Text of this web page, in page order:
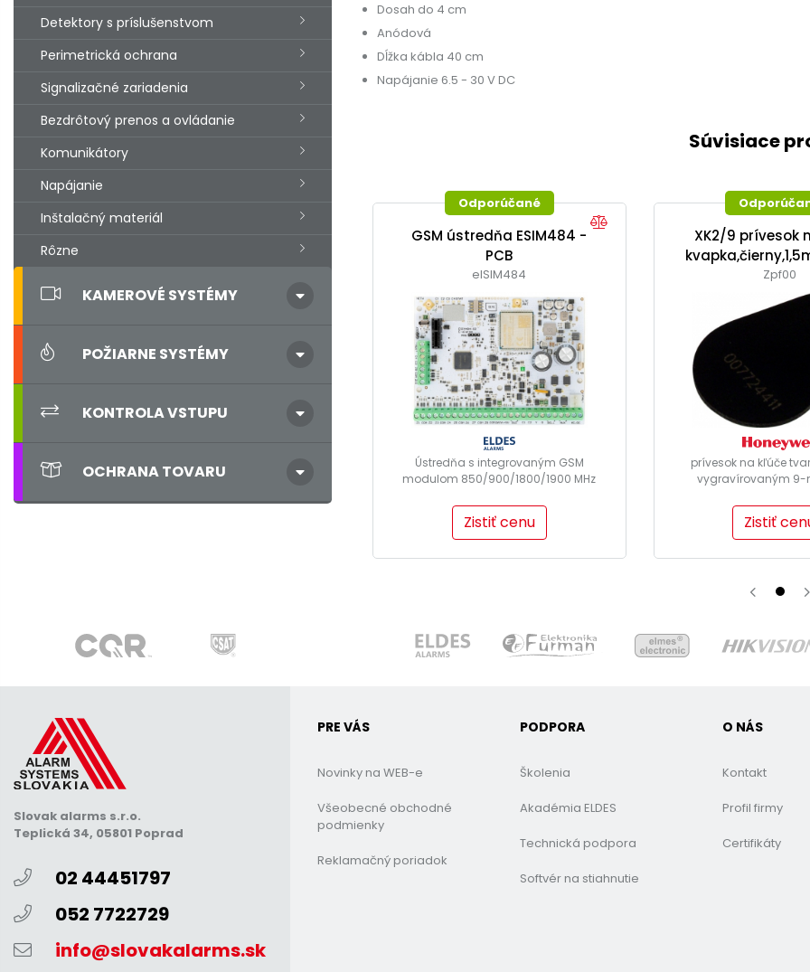
Detektory s príslušenstvom
Perimetrická ochrana
Signalizačné zariadenia
Bezdrôtový prenos a ovládanie
Komunikátory
Napájanie
Inštalačný materiál
Rôzne
KAMEROVÉ SYSTÉMY
POŽIARNE SYSTÉMY
KONTROLA VSTUPU
OCHRANA TOVARU
Dosah do 4 cm
Anódová
Dĺžka kábla 40 cm
Napájanie 6.5 - 30 V DC
Súvisiace
Odporúčané
GSM ústredňa ESIM484 -
PCB
elSIM484
Ústredňa s integrovaným GSM
modulom 850/900/1800/1900 MHz
Zistiť cenu
XK2/9 prívesok
Zpf00
prívesok na kľúče
vygravírovaným 9-
Zistiť
Slovak alarms s.r.o.
Teplická 34, 05801 Poprad
02 44451797
052 7722729
info@slovakalarms.sk
PRE VÁS
Novinky na WEB-e
Všeobecné obchodné
podmienky
Reklamačný poriadok
PODPORA
Školenia
Akadémia ELDES
Technická podpora
Softvér na stiahnutie
O NÁS
Kontakt
Profil firmy
Certifikáty